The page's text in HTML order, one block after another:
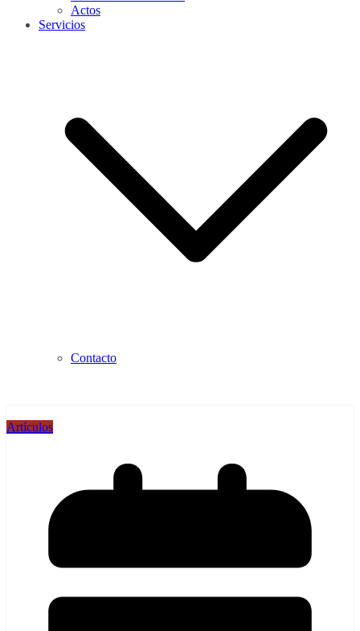
Actos
Servicios
Contacto
Artículos